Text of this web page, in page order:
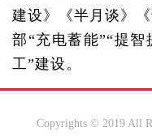
建设》《半月谈》
部“充电蓄能”“提智
工”建设。
Copyrights © 2019 All